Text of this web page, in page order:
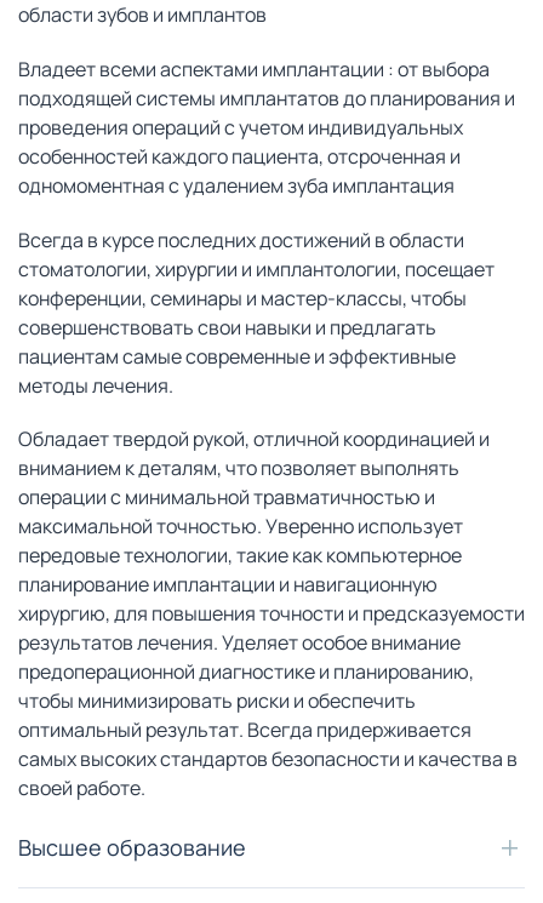
области зубов и имплантов
Владеет всеми аспектами имплантации : от выбора
подходящей системы имплантатов до планирования и
проведения операций с учетом индивидуальных
особенностей каждого пациента, отсроченная и
одномоментная с удалением зуба имплантация
Всегда в курсе последних достижений в области
стоматологии, хирургии и имплантологии, посещает
конференции, семинары и мастер-классы, чтобы
совершенствовать свои навыки и предлагать
пациентам самые современные и эффективные
методы лечения.
Обладает твердой рукой, отличной координацией и
вниманием к деталям, что позволяет выполнять
операции с минимальной травматичностью и
максимальной точностью. Уверенно использует
передовые технологии, такие как компьютерное
планирование имплантации и навигационную
хирургию, для повышения точности и предсказуемости
результатов лечения. Уделяет особое внимание
предоперационной диагностике и планированию,
чтобы минимизировать риски и обеспечить
оптимальный результат. Всегда придерживается
самых высоких стандартов безопасности и качества в
своей работе.
Высшее образование